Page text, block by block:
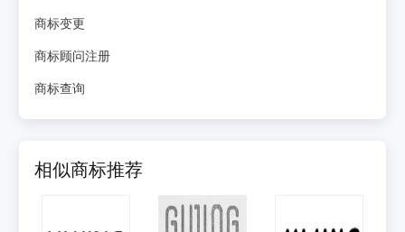
商标变更
商标顾问注册
商标查询
相似商标推荐